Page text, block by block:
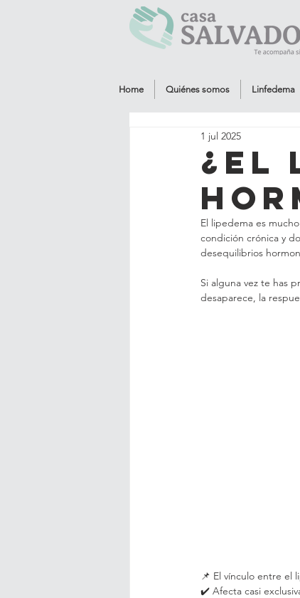
Home Quiénes somos Linfedema
¿El
1 jul 2025
El lipedema es
condición crónica y
desequilibrios
Si alguna vez te has
desaparece, la
📌 El vínculo entre el
✔️ Afecta casi